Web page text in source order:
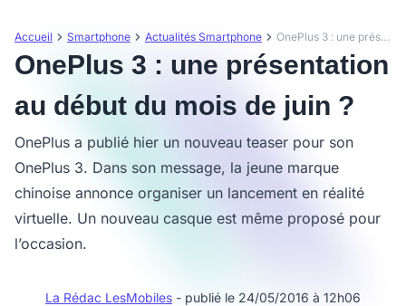
Accueil Smartphone Actualités Smartphone OnePlus 3 : une présentation au début du mois de juin ?
OnePlus 3 : une présentation
au début du mois de juin ?
OnePlus a publié hier un nouveau teaser pour son
OnePlus 3. Dans son message, la jeune marque
chinoise annonce organiser un lancement en réalité
virtuelle. Un nouveau casque est même proposé pour
l’occasion.
La Rédac LesMobiles - publié le 24/05/2016 à 12h06